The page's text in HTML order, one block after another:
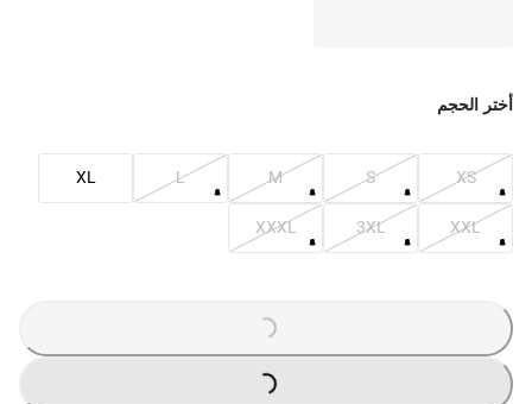
أختر الحجم
XS
S
M
L
XL
XXL
3XL
XXXL
G
.